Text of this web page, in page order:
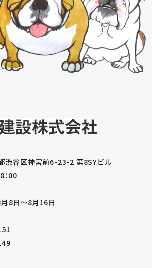
渋谷区神宮前6-23-2 第8SYビル
：00
8日～8月16日